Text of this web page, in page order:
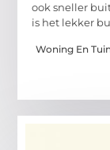
ook sneller
is het lekker
Woning En